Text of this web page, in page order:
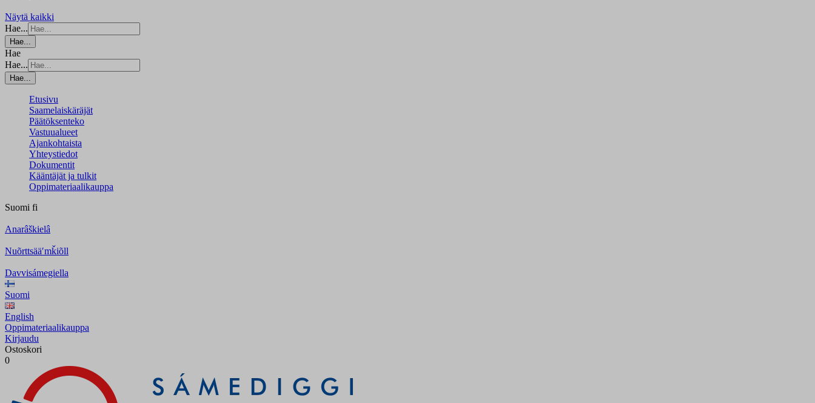
Näytä kaikki
Hae...
Hae...
Hae
Hae...
Hae...
Etusivu
Saamelaiskäräjät
Päätöksenteko
Vastuualueet
Ajankohtaista
Yhteystiedot
Dokumentit
Kääntäjät ja tulkit
Oppimateriaalikauppa
Suomi fi
Anarâškielâ
Nuõrttsääʹmǩiõll
Davvisámegiella
Suomi
English
Oppimateriaalikauppa
Kirjaudu
Ostoskori
0